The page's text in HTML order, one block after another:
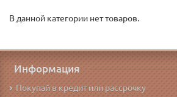
В данной категории нет товаров.
Информация
Покупай в кредит или рассрочку